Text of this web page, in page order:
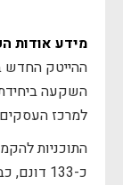
מידע אודות
ההייטק החדש
השקעה
למרכז
התוכניות
כ-133